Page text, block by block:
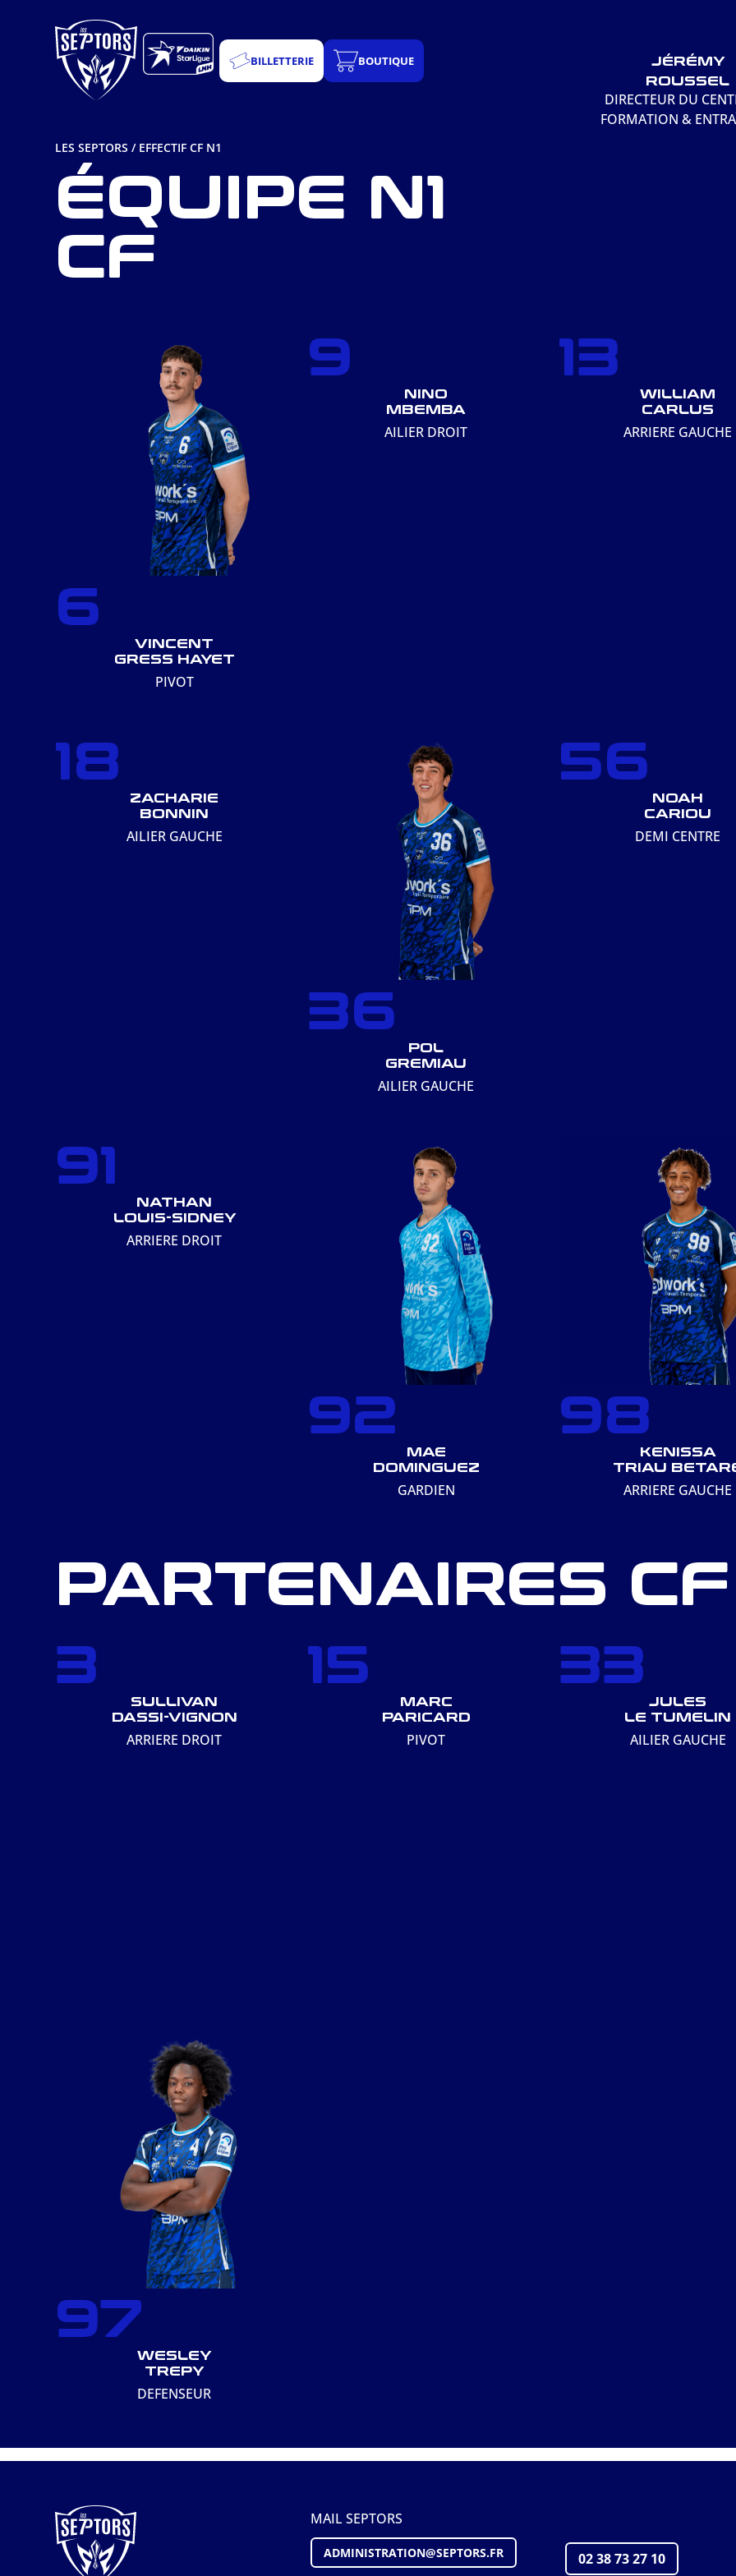
BILLETTERIE BOUTIQUE
LES SEPTORS / EFFECTIF CF N1
ÉQUIPE N1
CF
JÉRÉMY
ROUSSEL
DIRECTEUR DU
FORMATION &
6
VINCENT
GRESS HAYET
PIVOT
9
NINO
MBEMBA
AILIER DROIT
13
WILLIAM
CARLUS
ARRIERE GAUCHE
18
ZACHARIE
BONNIN
AILIER GAUCHE
36
POL
GREMIAU
AILIER GAUCHE
56
NOAH
CARIOU
DEMI CENTRE
91
NATHAN
LOUIS-SIDNEY
ARRIERE DROIT
92
MAE
DOMINGUEZ
GARDIEN
98
KENISSA
TRIAU
ARRIERE GAUCHE
PARTENAIRES CF
3
SULLIVAN
DASSI-VIGNON
ARRIERE DROIT
15
MARC
PARICARD
PIVOT
33
JULES
LE TUMELIN
AILIER GAUCHE
97
WESLEY
TREPY
DEFENSEUR
MAIL SEPTORS
ADMINISTRATION@SEPTORS.FR 02 38 73 27 10